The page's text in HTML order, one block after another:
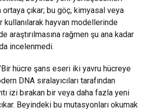
çıkar; bu göç, kimyasal veya
hayvan modellerinde
araştırılmasına rağmen şu ana kadar
incelenmedi.
hücre şans eseri iki yavru hücreye
DNA sıralayıcıları tarafından
izi bırakan bir veya daha fazla yeni
Beyindeki bu mutasyonları okumak